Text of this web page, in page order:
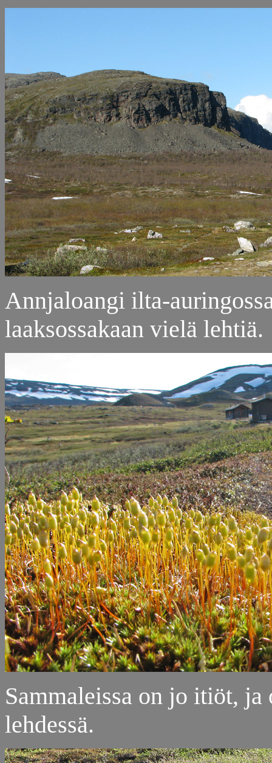
Annjaloangi ilta-
laaksossakaan vielä lehtiä.
Sammaleissa on jo itiöt,
lehdessä.